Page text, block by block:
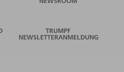
TRUMPF
NEWSLETTERANMELDUNG